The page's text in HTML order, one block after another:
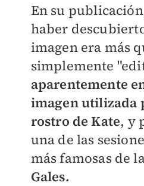
En su
haber
imagen era más
simplemente
aparentemente
imagen utilizada
rostro de Kate, y
una de las
más famosas de
Gales.